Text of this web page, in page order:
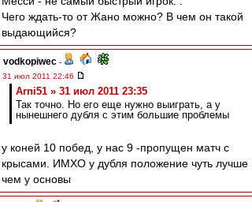
Чего ждать-то от Жано можно? В чем он такой
выдающийся?
vodkopiwec -
31 июл 2011 22:46
Arni51 » 31 июл 2011 23:35
Так точно. Но его еще нужно выиграть, а у
нынешнего дубля с этим большие проблемы
у коней 10 побед, у нас 9 -пропущен матч с
крысами. ИМХО у дубля положение чуть лучше
чем у основы